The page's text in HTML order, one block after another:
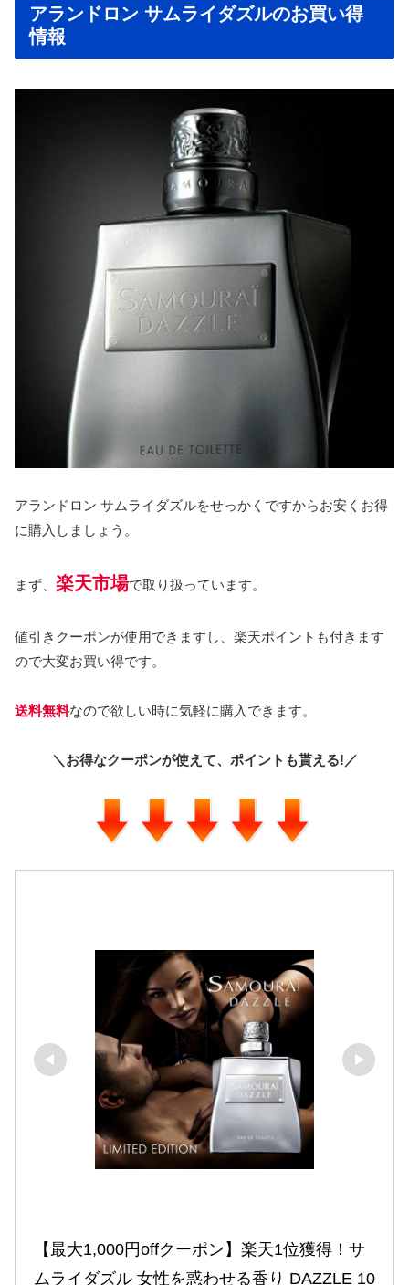
アランドロン サムライダズルのお買い得
情報
アランドロン サムライダズルをせっかくですからお安くお得
に購入しましょう。
まず、 楽天市場で取り扱っています。
値引きクーポンが使用できますし、楽天ポイントも付きます
ので大変お買い得です。
送料無料なので欲しい時に気軽に購入できます。
＼お得なクーポンが使えて、ポイントも貰える!／
【最大1,000円offクーポン】楽天1位獲得！サ
ムライダズル 女性を惑わせる香り DAZZLE 10